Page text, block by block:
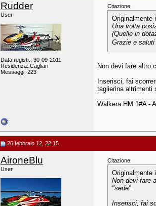
Rudder
User
Data registr.: 30-09-2011
Residenza: Cagliari
Messaggi: 223
Citazione:
Originalmente
Una volta
(Quelle in
Grazie e
Non devi fare altro
Inserisci, fai
taglierina altrimenti
Walkera HM 1#A -
26 febbraio 12, 22:15
AironeBlu
User
Citazione:
Originalmente
Non devi fare
"sede".
Inserisci, fai